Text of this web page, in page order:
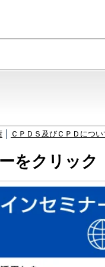
ＣＰＤＳ及びＣＰＤにつ
をクリック